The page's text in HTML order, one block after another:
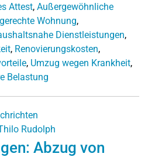
Attest, Außergewöhnliche
Wohnung,
Dienstleistungen,
, Renovierungskosten,
, Umzug wegen Krankheit,
Belastung
Rudolph
Abzug von